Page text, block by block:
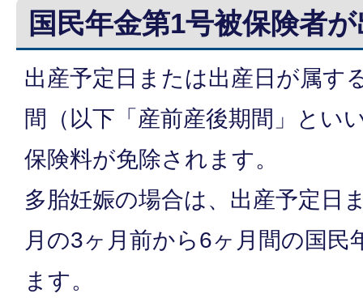
国民年金第1号被保険者
出産予定日または出産日が属す
間（以下「産前産後期間」とい
保険料が免除されます。
多胎妊娠の場合は、出産予定日
月の3ヶ月前から6ヶ月間の国民
ます。